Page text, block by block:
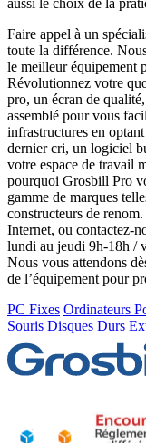
aussi le choix de la
Faire appel à un
toute la différence.
le meilleur équipement
Révolutionnez votre
pro, un écran de
assemblé pour vous
infrastructures en
dernier cri, un logiciel
votre espace de travail
pourquoi Grosbill Pro
gamme de marques
constructeurs de
Internet, ou contactez-
lundi au jeudi 9h-18h /
Nous vous attendons
de l’équipement pour
PC Fixes Ordinateurs
Souris Disques Durs